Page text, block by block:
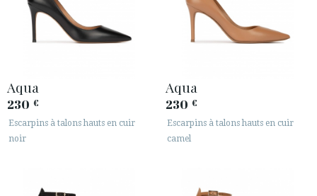
Aqua
230 €
Escarpins à talons hauts en cuir
noir
Aqua
230 €
Escarpins à talons hauts en cuir
camel